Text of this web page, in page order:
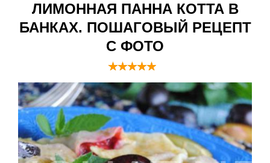
ЛИМОННАЯ ПАННА КОТТА В
БАНКАХ. ПОШАГОВЫЙ РЕЦЕПТ
С ФОТО